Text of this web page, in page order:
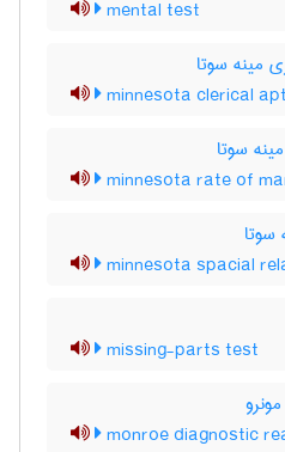
mental test
مینه سوتا
minnesota clerical
سوتا
minnesota rate of
سوتا
minnesota spacial
missing-parts test
monroe diagnostic